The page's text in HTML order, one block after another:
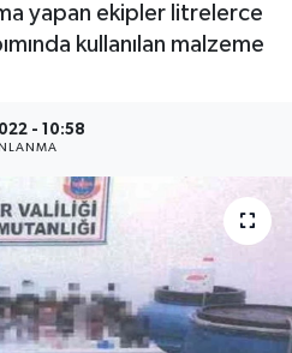
yapan ekipler litrelerce
kullanılan malzeme
- 10:58